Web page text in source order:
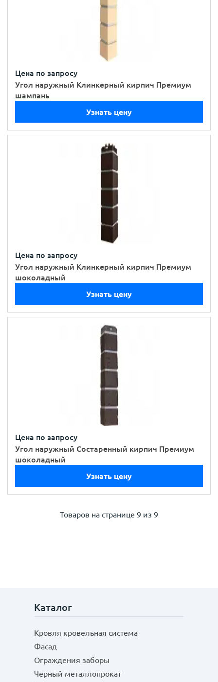
Цена по запросу
Угол наружный Клинкерный кирпич Премиум
шампань
Узнать цену
Цена по запросу
Угол наружный Клинкерный кирпич Премиум
шоколадный
Узнать цену
Цена по запросу
Угол наружный Состаренный кирпич Премиум
шоколадный
Узнать цену
Товаров на странице 9 из 9
Каталог
Кровля кровельная система
Фасад
Ограждения заборы
Черный металлопрокат